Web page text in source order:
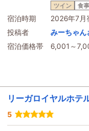
ツイン 食
宿泊時期
2026年7
投稿者
みーちゃん
宿泊価格帯
6,001～
リーガロイヤルホテ
5